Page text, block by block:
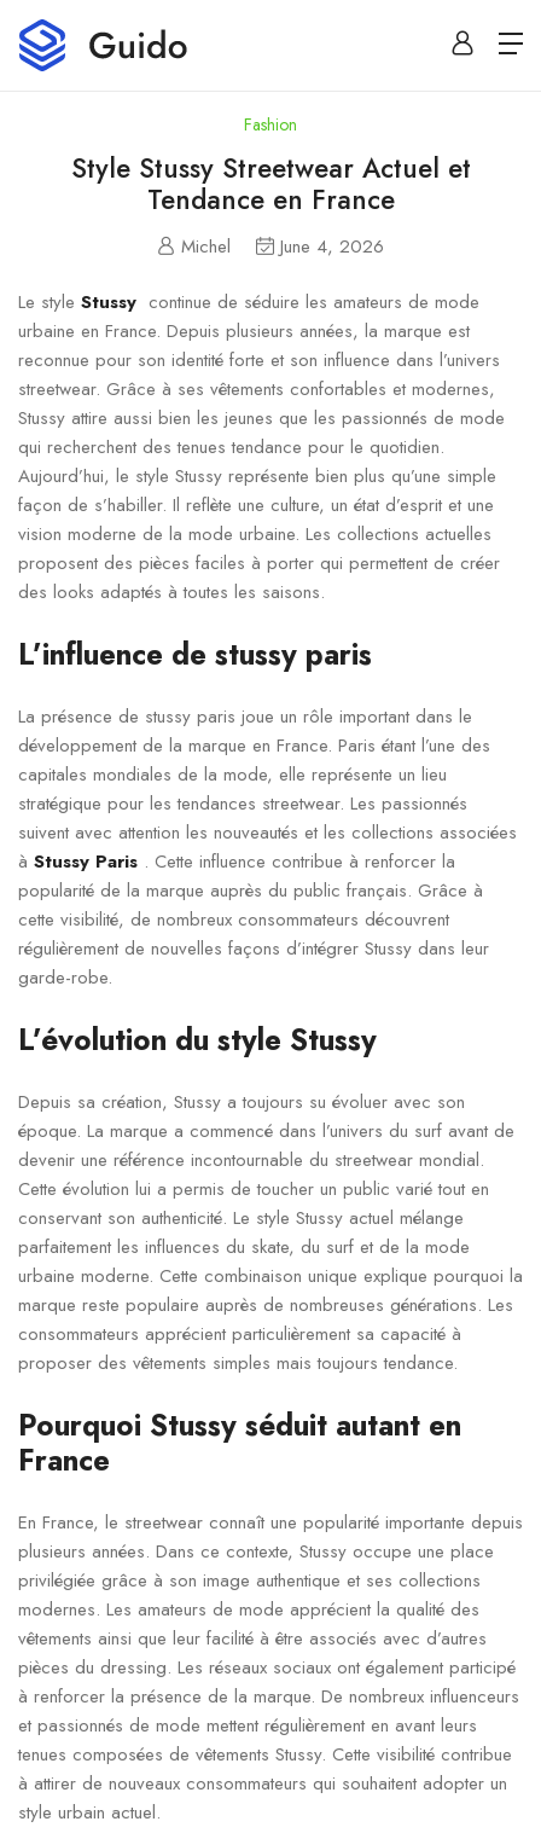
Fashion
Style Stussy Streetwear Actuel et
Tendance en France
Michel June 4, 2026
Le style Stussy continue de séduire les amateurs de mode
urbaine en France. Depuis plusieurs années, la marque est
reconnue pour son identité forte et son influence dans l’univers
streetwear. Grâce à ses vêtements confortables et modernes,
Stussy attire aussi bien les jeunes que les passionnés de mode
qui recherchent des tenues tendance pour le quotidien.
Aujourd’hui, le style Stussy représente bien plus qu’une simple
façon de s’habiller. Il reflète une culture, un état d’esprit et une
vision moderne de la mode urbaine. Les collections actuelles
proposent des pièces faciles à porter qui permettent de créer
des looks adaptés à toutes les saisons.
L’influence de stussy paris
La présence de stussy paris joue un rôle important dans le
développement de la marque en France. Paris étant l’une des
capitales mondiales de la mode, elle représente un lieu
stratégique pour les tendances streetwear. Les passionnés
suivent avec attention les nouveautés et les collections associées
à Stussy Paris . Cette influence contribue à renforcer la
popularité de la marque auprès du public français. Grâce à
cette visibilité, de nombreux consommateurs découvrent
régulièrement de nouvelles façons d’intégrer Stussy dans leur
garde-robe.
L’évolution du style Stussy
Depuis sa création, Stussy a toujours su évoluer avec son
époque. La marque a commencé dans l’univers du surf avant de
devenir une référence incontournable du streetwear mondial.
Cette évolution lui a permis de toucher un public varié tout en
conservant son authenticité. Le style Stussy actuel mélange
parfaitement les influences du skate, du surf et de la mode
urbaine moderne. Cette combinaison unique explique pourquoi la
marque reste populaire auprès de nombreuses générations. Les
consommateurs apprécient particulièrement sa capacité à
proposer des vêtements simples mais toujours tendance.
Pourquoi Stussy séduit autant en
France
En France, le streetwear connaît une popularité importante depuis
plusieurs années. Dans ce contexte, Stussy occupe une place
privilégiée grâce à son image authentique et ses collections
modernes. Les amateurs de mode apprécient la qualité des
vêtements ainsi que leur facilité à être associés avec d’autres
pièces du dressing. Les réseaux sociaux ont également participé
à renforcer la présence de la marque. De nombreux influenceurs
et passionnés de mode mettent régulièrement en avant leurs
tenues composées de vêtements Stussy. Cette visibilité contribue
à attirer de nouveaux consommateurs qui souhaitent adopter un
style urbain actuel.